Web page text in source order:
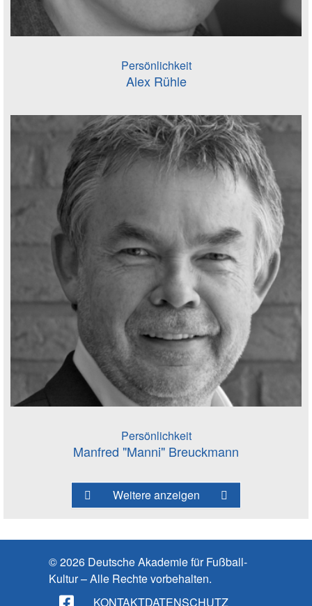
Persönlichkeit
Alex Rühle
Persönlichkeit
Manfred "Manni" Breuckmann
Weitere anzeigen
© 2026 Deutsche Akademie für Fußball-
Kultur – Alle Rechte vorbehalten.
KONTAKTDATENSCHUTZ